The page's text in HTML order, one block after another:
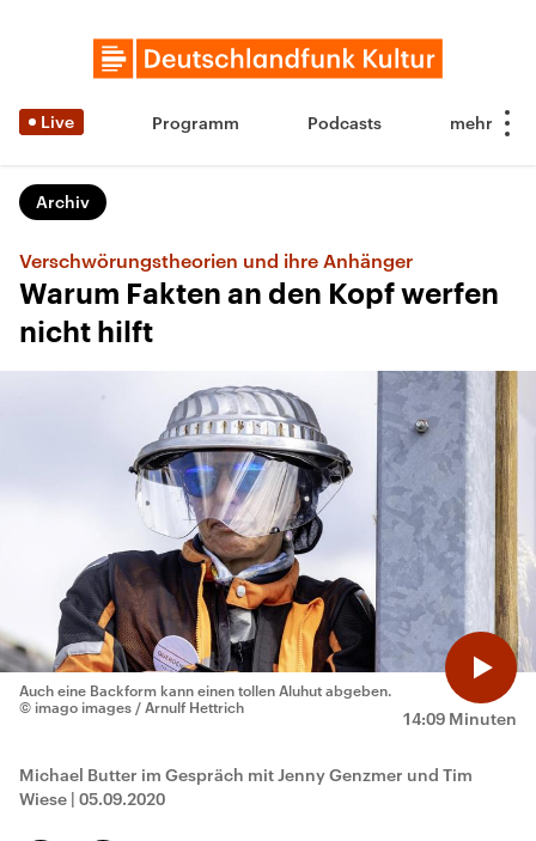
Live Programm Podcasts
Archiv
Verschwörungstheorien und ihre Anhänger
Warum Fakten an den Kopf werfen
nicht hilft
14:09 Minuten
Auch eine Backform kann einen tollen Aluhut abgeben.
© imago images / Arnulf Hettrich
Michael Butter im Gespräch mit Jenny Genzmer und Tim
Wiese | 05.09.2020